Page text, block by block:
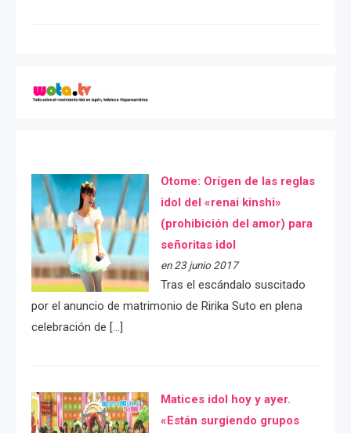
Otome: Orígen de las reglas
idol del «renai kinshi»
(prohibición del amor) para
señoritas idol
en 23 junio 2017
Tras el escándalo suscitado
por el anuncio de matrimonio de Ririka Suto en plena
celebración de […]
Matices idol hoy y ayer.
«Están surgiendo grupos